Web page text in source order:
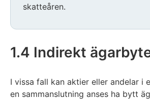
skatteåren.
1.4 Indirekt
I vissa fall kan aktier eller andelar i
en sammanslutning anses ha bytt